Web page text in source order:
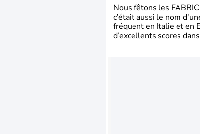
Nous fêtons les
c’était aussi le nom
fréquent en Italie et en
d’excellents scores